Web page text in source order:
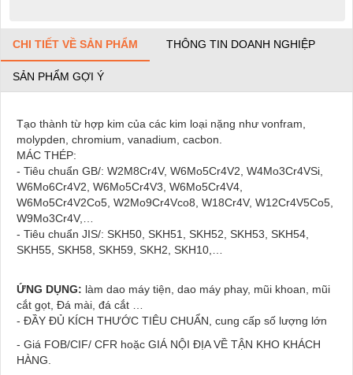
CHI TIẾT VỀ SẢN PHẨM THÔNG TIN DOANH NGHIỆP
SẢN PHẨM GỢI Ý
Tạo thành từ hợp kim của các kim loại nặng như vonfram,
molypden, chromium, vanadium, cacbon.
MÁC THÉP:
- Tiêu chuẩn GB/: W2M8Cr4V, W6Mo5Cr4V2, W4Mo3Cr4VSi,
W6Mo6Cr4V2, W6Mo5Cr4V3, W6Mo5Cr4V4,
W6Mo5Cr4V2Co5, W2Mo9Cr4Vco8, W18Cr4V, W12Cr4V5Co5,
W9Mo3Cr4V,…
- Tiêu chuẩn JIS/: SKH50, SKH51, SKH52, SKH53, SKH54,
SKH55, SKH58, SKH59, SKH2, SKH10,…
ỨNG DỤNG: làm dao máy tiện, dao máy phay, mũi khoan, mũi
cắt gọt, Đá mài, đá cắt …
- ĐẦY ĐỦ KÍCH THƯỚC TIÊU CHUẨN, cung cấp số lượng lớn
- Giá FOB/CIF/ CFR hoặc GIÁ NỘI ĐỊA VỀ TẬN KHO KHÁCH
HÀNG.